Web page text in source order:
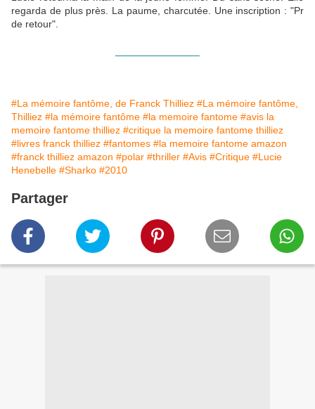
regarda de plus près. La paume, charcutée. Une inscription : "Pr
de retour".
#La mémoire fantôme, de Franck Thilliez #La mémoire fantôme,
Thilliez #la mémoire fantôme #la memoire fantome #avis la
memoire fantome thilliez #critique la memoire fantome thilliez
#livres franck thilliez #fantomes #la memoire fantome amazon
#franck thilliez amazon #polar #thriller #Avis #Critique #Lucie
Henebelle #Sharko #2010
Partager